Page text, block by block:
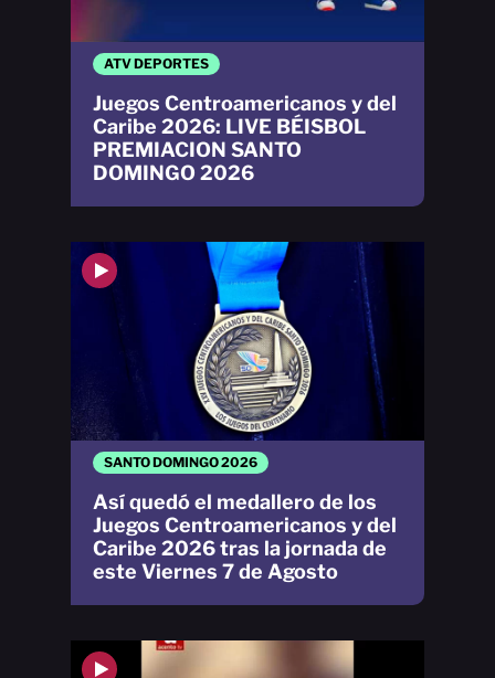
SANTO DOMINGO 2026
Así quedó el medallero de los
Juegos Centroamericanos y del
Caribe 2026 tras la jornada de
este Viernes 7 de Agosto
ATV DEPORTES
Juegos Centroamericanos y del
Caribe 2026: LIVE BÉISBOL
PREMIACION SANTO
DOMINGO 2026